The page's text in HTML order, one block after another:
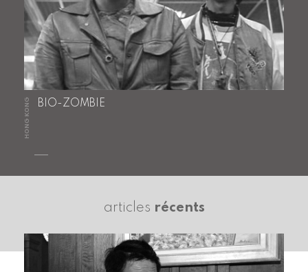
HONG KONG BIO-ZOMBIE
articles récents